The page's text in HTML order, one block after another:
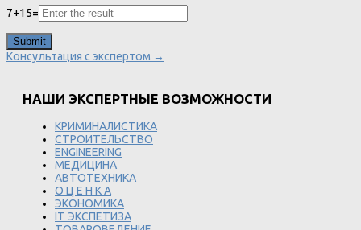
7+15=
Консультация с экспертом →
НАШИ ЭКСПЕРТНЫЕ ВОЗМОЖНОСТИ
КРИМИНАЛИСТИКА
СТРОИТЕЛЬСТВО
ENGINEERING
МЕДИЦИНА
АВТОТЕХНИКА
О Ц Е Н К А
ЭКОНОМИКА
IT ЭКСПЕТИЗА